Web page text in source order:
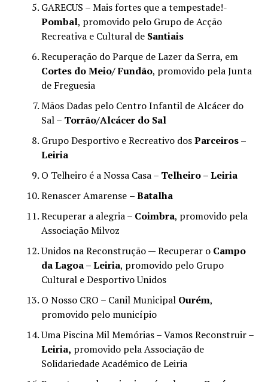
GARECUS – Mais fortes que a tempestade!-
Pombal, promovido pelo Grupo de Acção
Recreativa e Cultural deSantiais
Recuperação do Parque de Lazer da Serra, em
Cortes do Meio/ Fundão, promovido pela Junta
de Freguesia
Mãos Dadas pelo Centro Infantil de Alcácer do
Sal – Torrão/Alcácer do Sal
Grupo Desportivo e Recreativo dosParceiros –
Leiria
O Telheiro é a Nossa Casa – Telheiro – Leiria
Renascer Amarense – Batalha
Recuperar a alegria – Coimbra, promovido pela
Associação Milvoz
Unidos na Reconstrução — Recuperar o Campo
da Lagoa – Leiria, promovido pelo Grupo
Cultural e Desportivo Unidos
O Nosso CRO – Canil Municipal Ourém,
promovido pelo município
Uma Piscina Mil Memórias – Vamos Reconstruir –
Leiria, promovido pela Associação de
Solidariedade Académico de Leiria